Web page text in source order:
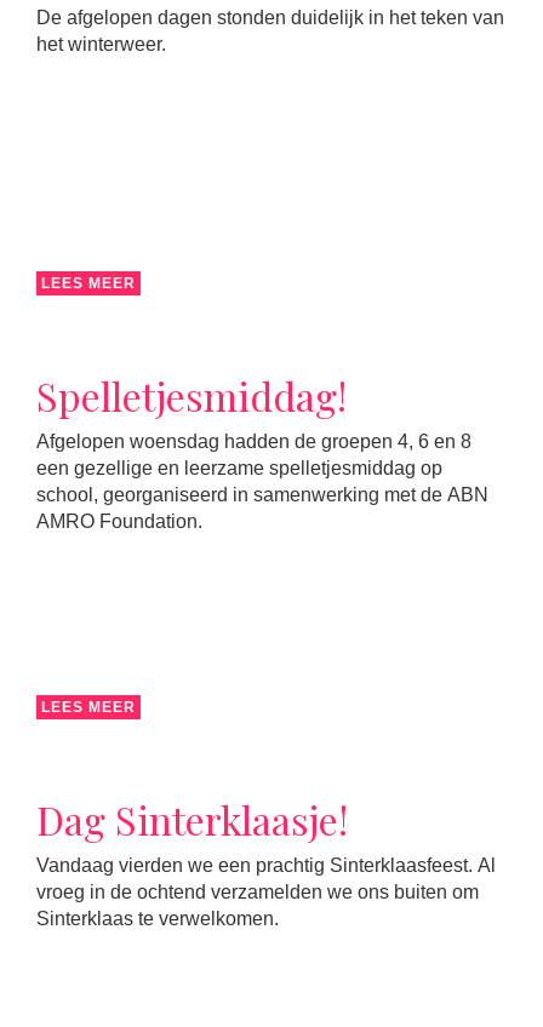
De afgelopen dagen stonden duidelijk in het teken van
het winterweer.
LEES MEER
Spelletjesmiddag!
Afgelopen woensdag hadden de groepen 4, 6 en 8
een gezellige en leerzame spelletjesmiddag op
school, georganiseerd in samenwerking met de ABN
AMRO Foundation.
LEES MEER
Dag Sinterklaasje!
Vandaag vierden we een prachtig Sinterklaasfeest. Al
vroeg in de ochtend verzamelden we ons buiten om
Sinterklaas te verwelkomen.